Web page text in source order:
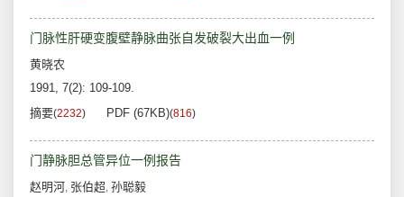
门脉性肝硬变腹壁静脉曲张自发破裂大出血一例
黄晓农
1991, 7(2): 109-109.
摘要(2232) PDF (67KB)(816)
门静脉胆总管异位一例报告
赵明河, 张伯超, 孙聪毅